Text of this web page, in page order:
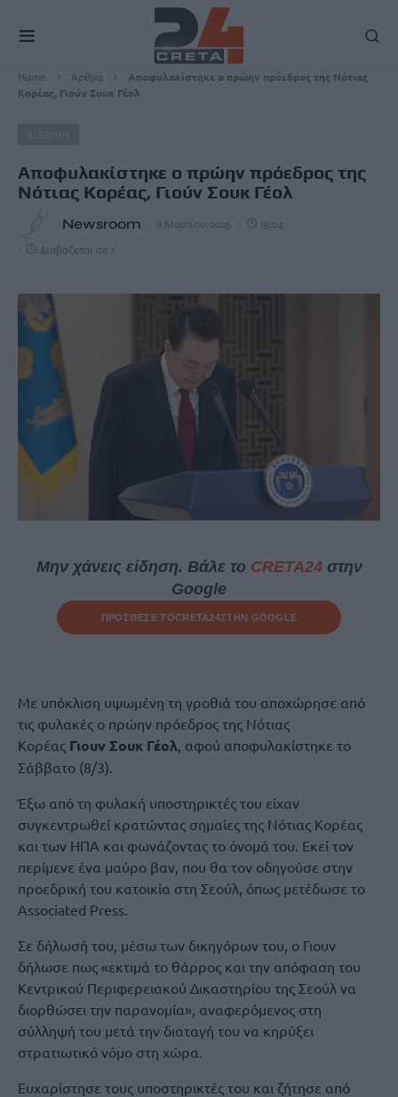
Home Άρθρα
Αποφυλακίστηκε ο πρώην πρόεδρος της Νότιας
Κορέας, Γιούν Σουκ Γέολ
Αποφυλακίστηκε ο πρώην πρόεδρος της
Νότιας Κορέας, Γιούν Σουκ Γέολ
Newsroom 8 Μαρτίου, 2025 15:04
Διαβάζεται σε 1'
Μην χάνεις είδηση. Βάλε το CRETA24στην
Google
ΠΡΟΣΘΕΣΕ ΤΟCRETA24ΣΤΗΝ GOOGLE
Με υπόκλιση υψωμένη τη γροθιά του αποχώρησε από
τις φυλακές ο πρώην πρόεδρος της Νότιας
Κορέας Γιουν Σουκ Γέολ, αφού αποφυλακίστηκε το
Σάββατο (8/3).
Έξω από τη φυλακή υποστηρικτές του είχαν
συγκεντρωθεί κρατώντας σημαίες της Νότιας Κορέας
και των ΗΠΑ και φωνάζοντας το όνομά του. Εκεί τον
περίμενε ένα μαύρο βαν, που θα τον οδηγούσε στην
προεδρική του κατοικία στη Σεούλ, όπως μετέδωσε το
Associated Press.
Σε δήλωσή του, μέσω των δικηγόρων του, ο Γιουν
δήλωσε πως «εκτιμά το θάρρος και την απόφαση του
Κεντρικού Περιφερειακού Δικαστηρίου της Σεούλ να
διορθώσει την παρανομία», αναφερόμενος στη
σύλληψή του μετά την διαταγή του να κηρύξει
στρατιωτικό νόμο στη χώρα.
Ευχαρίστησε τους υποστηρικτές του και ζήτησε από